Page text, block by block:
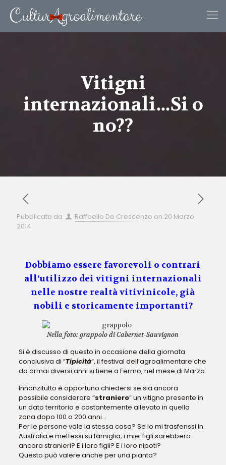
Vitigni
internazionali…Si o
no??
Pubblicato da Raffaello De Crescenzo on 20 Marzo
2014
Dobbiamo essere favorevoli o contrari
all’utilizzo dei vitigni internazionali
nelle nostre realtà vitivinicole, già
nobili e storicamente importanti?
Nella foto: grappolo di Cabernet-Sauvignon
Si è discusso di questo in occasione della giornata
conclusiva di “Tipicità“, il festival dell’agroalimentare che
da ormai diversi anni si tiene a Fermo, nel mese di Marzo.
Innanzitutto è opportuno chiedersi se sia ancora
possibile considerare “straniero” un vitigno presente in
un dato territorio e costantemente allevato in quella
zona dopo 100 o 200 anni…
Per le persone vale la stessa cosa? Se io mi trasferissi in
Australia e mettessi su famiglia, i miei figli sarebbero
ancora stranieri? E i loro figli? E i loro nipoti?
Questo può valere anche per una pianta?